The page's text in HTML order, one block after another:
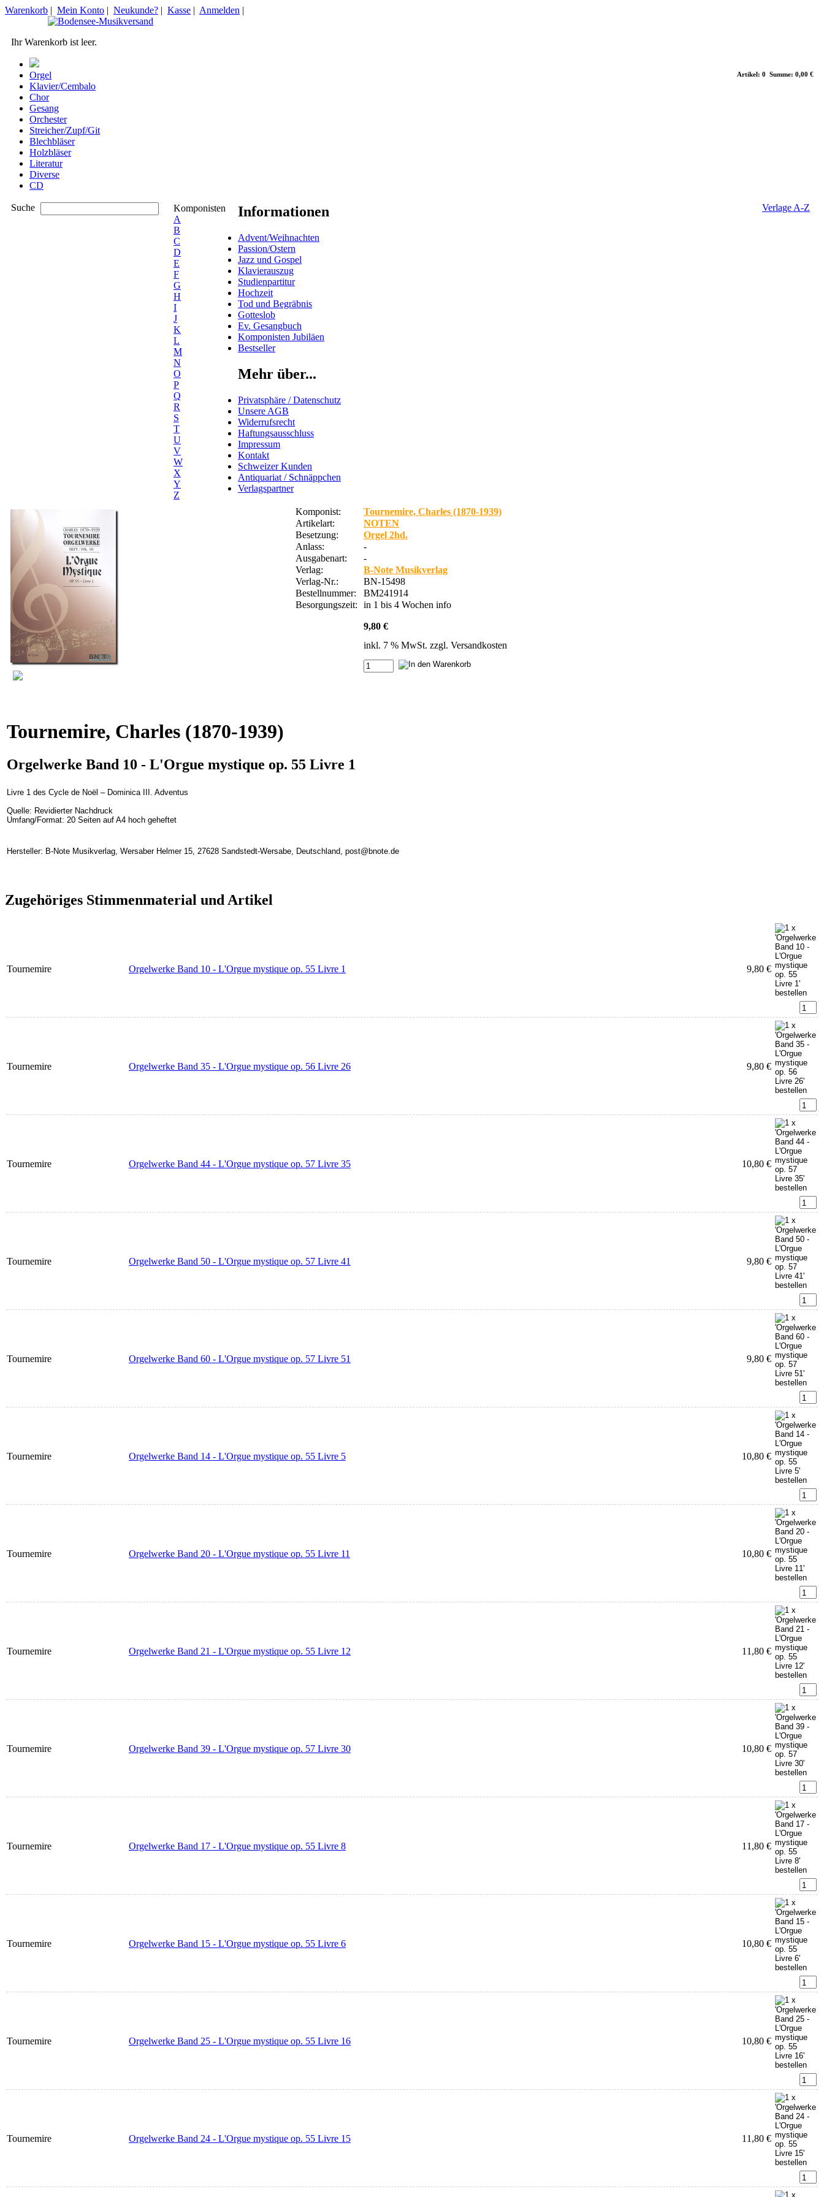
Artikel: 0 Summe: 0,00 €
Warenkorb | Mein Konto | Neukunde? | Kasse | Anmelden |
Ihr Warenkorb ist leer.
Orgel
Klavier/Cembalo
Chor
Gesang
Orchester
Streicher/Zupf/Git
Blechbläser
Holzbläser
Literatur
Diverse
CD
Suche
Komponisten
A
B
C
D
E
F
G
H
I
J
K
L
M
N
O
P
Q
R
S
T
U
V
W
X
Y
Z
Verlage A-Z
Informationen
Advent/Weihnachten
Passion/Ostern
Jazz und Gospel
Klavierauszug
Studienpartitur
Hochzeit
Tod und Begräbnis
Gotteslob
Ev. Gesangbuch
Komponisten Jubiläen
Bestseller
Mehr über...
Privatsphäre / Datenschutz
Unsere AGB
Widerrufsrecht
Haftungsausschluss
Impressum
Kontakt
Schweizer Kunden
Antiquariat / Schnäppchen
Verlagspartner
Komponist:
Tournemire, Charles (1870-1939)
Artikelart:
NOTEN
Besetzung:
Orgel 2hd.
Anlass:
-
Ausgabenart:
-
Verlag:
B-Note Musikverlag
Verlag-Nr.:
BN-15498
Bestellnummer:
BM241914
Besorgungszeit:
in 1 bis 4 Wochen info
9,80 €
inkl. 7 % MwSt. zzgl. Versandkosten
Tournemire, Charles (1870-1939)
Orgelwerke Band 10 - L'Orgue mystique op. 55 Livre 1
Livre 1 des Cycle de Noël – Dominica III. Adventus
Quelle: Revidierter Nachdruck
Umfang/Format: 20 Seiten auf A4 hoch geheftet
Hersteller: B-Note Musikverlag, Wersaber Helmer 15, 27628 Sandstedt-Wersabe, Deutschland, post@bnote.de
Zugehöriges Stimmenmaterial und Artikel
Tournemire Orgelwerke Band 10 - L'Orgue mystique op. 55 Livre 1 9,80 €
Tournemire Orgelwerke Band 35 - L'Orgue mystique op. 56 Livre 26 9,80 €
Tournemire Orgelwerke Band 44 - L'Orgue mystique op. 57 Livre 35 10,80 €
Tournemire Orgelwerke Band 50 - L'Orgue mystique op. 57 Livre 41 9,80 €
Tournemire Orgelwerke Band 60 - L'Orgue mystique op. 57 Livre 51 9,80 €
Tournemire Orgelwerke Band 14 - L'Orgue mystique op. 55 Livre 5 10,80 €
Tournemire Orgelwerke Band 20 - L'Orgue mystique op. 55 Livre 11 10,80 €
Tournemire Orgelwerke Band 21 - L'Orgue mystique op. 55 Livre 12 11,80 €
Tournemire Orgelwerke Band 39 - L'Orgue mystique op. 57 Livre 30 10,80 €
Tournemire Orgelwerke Band 17 - L'Orgue mystique op. 55 Livre 8 11,80 €
Tournemire Orgelwerke Band 15 - L'Orgue mystique op. 55 Livre 6 10,80 €
Tournemire Orgelwerke Band 25 - L'Orgue mystique op. 55 Livre 16 10,80 €
Tournemire Orgelwerke Band 24 - L'Orgue mystique op. 55 Livre 15 11,80 €